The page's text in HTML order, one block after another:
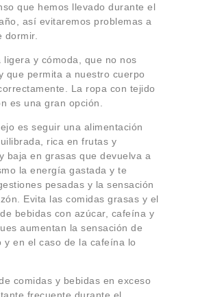
que hemos llevado durante el
así evitaremos problemas a
dormir.
ligera y cómoda, que no nos
que permita a nuestro cuerpo
La ropa con tejido
es una gran opción.
es seguir una alimentación
rica en frutas y
baja en grasas que devuelva a
la energía gastada y te
pesadas y la sensación
Evita las comidas grasas y el
bebidas con azúcar, cafeína y
aumentan la sensación de
y en el caso de la cafeína lo
comidas y bebidas en exceso